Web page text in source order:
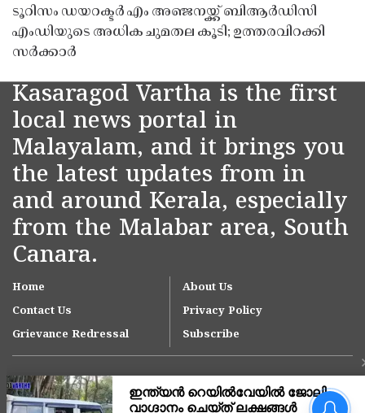
ടൂറിസം ഡയറക്ടർ എം അഞ്ജനയ്ക്ക് ബിആർഡിസി
എംഡിയുടെ അധിക ചുമതല കൂടി; ഉത്തരവിറക്കി
സർക്കാർ
Kasaragod Vartha is the first
local news portal in
Malayalam, and it brings you
the latest updates from in
and around Kerala, especially
from the Malabar area, South
Canara.
Home
About Us
Contact Us
Privacy Policy
Grievance Redressal
Subscribe